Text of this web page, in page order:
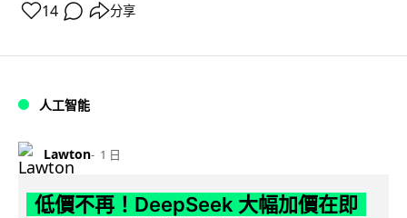
14 分享
人工智能
Lawton 1 日
低價不再！DeepSeek 大幅加價在即